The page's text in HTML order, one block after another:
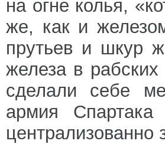
на огне колья,
же, как и
прутьев и шкур
железа в
сделали себе
армия Спартака
централизованно